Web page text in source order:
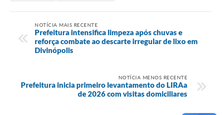
NOTÍCIA MAIS RECENTE
Prefeitura intensifica limpeza após chuvas e
reforça combate ao descarte irregular de lixo em
Divinópolis
NOTÍCIA MENOS RECENTE
Prefeitura inicia primeiro levantamento do LIRAa
de 2026 com visitas domiciliares